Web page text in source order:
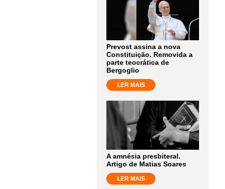
Prevost assina a nova
Constituição. Removida a
parte teocrática de
Bergoglio
LER MAIS
A amnésia presbiteral.
Artigo de Matias Soares
LER MAIS